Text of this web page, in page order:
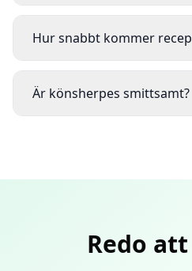
Hur snabbt kommer
Är könsherpes smittsamt?
Redo